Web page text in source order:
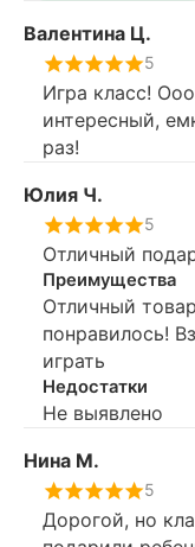
Валентина Ц.
5
Игра класс!
интересный,
раз!
Юлия Ч.
5
Отличный
Преимущества
Отличный
понравилось!
играть
Недостатки
Не выявлено
Нина М.
5
Дорогой, но